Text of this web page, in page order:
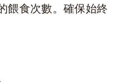
餵食次數。確保始終